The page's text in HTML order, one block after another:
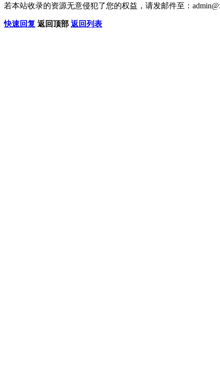
若本站收录的资源无意侵犯了您的权益，请发邮件至：
快速回复 返回顶部 返回列表